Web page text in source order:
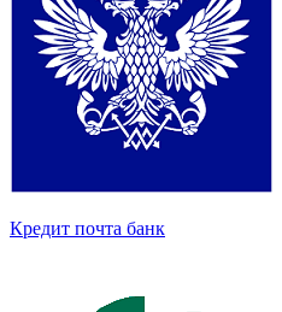
Кредит почта банк